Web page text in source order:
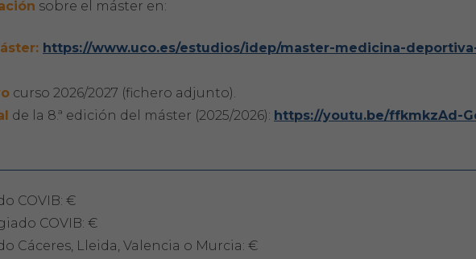
sobre el máster en:
https://www.uco.es/estudios/idep/master-medicina-
curso 2026/2027 (fichero adjunto).
de la 8.ª edición del máster (2025/2026): https://youtu.be/ffkmkzAd-
COVIB: €
COVIB: €
Cáceres, Lleida, Valencia o Murcia: €